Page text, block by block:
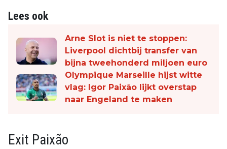
Lees ook
Arne Slot is niet te stoppen:
Liverpool dichtbij transfer van
bijna tweehonderd miljoen euro
Olympique Marseille hijst witte
vlag: Igor Paixão lijkt overstap
naar Engeland te maken
Exit Paixão